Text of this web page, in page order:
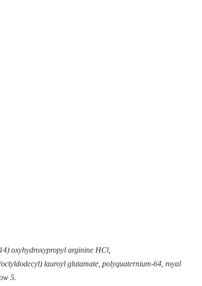
oxyhydroxypropyl arginine HCl,
lauroyl glutamate, polyquaternium-64, royal
5.